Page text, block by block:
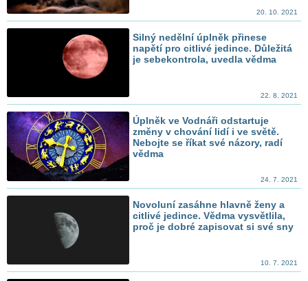
20. 10. 2021
Silný nedělní úplněk přinese
napětí pro citlivé jedince. Důležitá
je sebekontrola, uvedla vědma
22. 8. 2021
Úplněk ve Vodnáři odstartuje
změny v chování lidí i ve světě.
Nebojte se říkat své názory, radí
vědma
24. 7. 2021
Novoluní zasáhne hlavně ženy a
citlivé jedince. Vědma vysvětlila,
proč je dobré zapisovat si své sny
10. 7. 2021